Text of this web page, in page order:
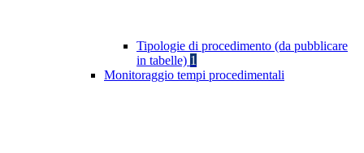
Tipologie di procedimento (da pubblicare
in tabelle) 1
Monitoraggio tempi procedimentali